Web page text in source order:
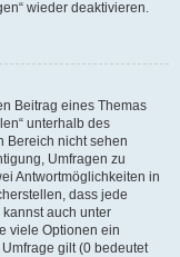
wieder deaktivieren.
Beitrag eines Themas
unterhalb des
Bereich nicht sehen
Umfragen zu
Antwortmöglichkeiten in
dass jede
auch unter
viele Optionen ein
gilt (0 bedeutet